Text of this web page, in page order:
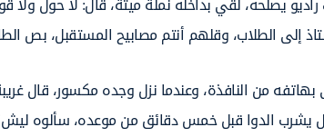
إلى الطلاب، وقلهم أنتم مصابيح المستقبل، بص
من النافذة، وعندما نزل وجده مكسور، قال
يشرب الدوا قبل خمس دقائق من موعده، سألوه ليش؟